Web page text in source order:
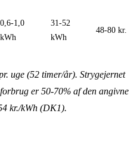
0,6-1,0
kWh
31-52
kWh
48-80 kr.
uge (52 timer/år). Strygejernet
er 50-70% af den angivne
kr./kWh (DK1).